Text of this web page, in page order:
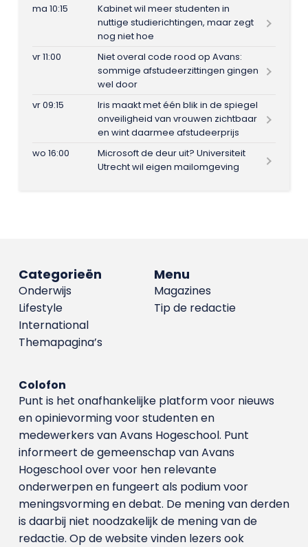
ma 10:15
Kabinet wil meer studenten in
nuttige studierichtingen, maar zegt
nog niet hoe
vr 11:00
Niet overal code rood op Avans:
sommige afstudeerzittingen gingen
wel door
vr 09:15
Iris maakt met één blik in de spiegel
onveiligheid van vrouwen zichtbaar
en wint daarmee afstudeerprijs
wo 16:00
Microsoft de deur uit? Universiteit
Utrecht wil eigen mailomgeving
Menu
Magazines
Tip de redactie
Categorieën
Onderwijs
Lifestyle
International
Themapagina’s
Colofon
Punt is het onafhankelijke platform voor nieuws
en opinievorming voor studenten en
medewerkers van Avans Hoge­school. Punt
informeert de gemeenschap van Avans
Hogeschool over voor hen relevante
onderwerpen en fungeert als podium voor
meningsvorming en debat. De mening van derden
is daarbij niet noodzakelijk de mening van de
redactie. Op de website vinden lezers ook